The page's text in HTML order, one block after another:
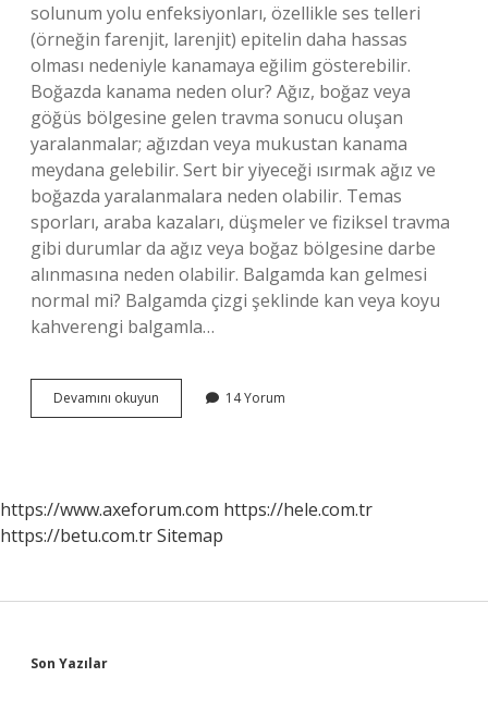
solunum yolu enfeksiyonları, özellikle ses telleri
(örneğin farenjit, larenjit) epitelin daha hassas
olması nedeniyle kanamaya eğilim gösterebilir.
Boğazda kanama neden olur? Ağız, boğaz veya
göğüs bölgesine gelen travma sonucu oluşan
yaralanmalar; ağızdan veya mukustan kanama
meydana gelebilir. Sert bir yiyeceği ısırmak ağız ve
boğazda yaralanmalara neden olabilir. Temas
sporları, araba kazaları, düşmeler ve fiziksel travma
gibi durumlar da ağız veya boğaz bölgesine darbe
alınmasına neden olabilir. Balgamda kan gelmesi
normal mi? Balgamda çizgi şeklinde kan veya koyu
kahverengi balgamla…
Devamını okuyun
Tahrişi
14 Yorum
https://www.axeforum.com https://hele.com.tr
https://betu.com.trSitemap
Sidebar
Son Yazılar